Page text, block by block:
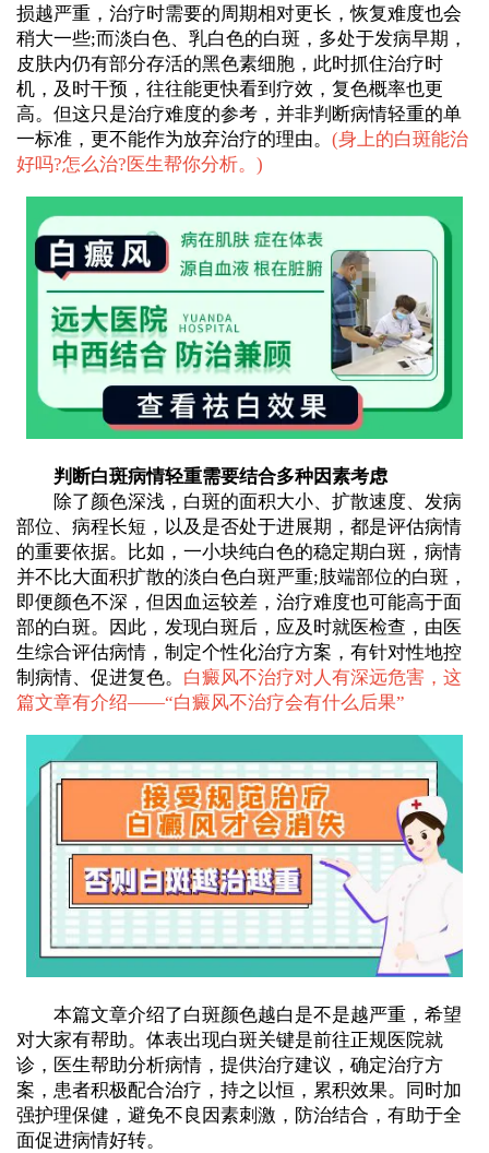
损越严重，治疗时需要的周期相对更长，恢复难度也会
稍大一些;而淡白色、乳白色的白斑，多处于发病早期，
皮肤内仍有部分存活的黑色素细胞，此时抓住治疗时
机，及时干预，往往能更快看到疗效，复色概率也更
高。但这只是治疗难度的参考，并非判断病情轻重的单
一标准，更不能作为放弃治疗的理由。 (身上的白斑能治
好吗?怎么治?医生帮你分析。 )
判断白斑病情轻重需要结合多种因素考虑
除了颜色深浅，白斑的面积大小、扩散速度、发病
部位、病程长短，以及是否处于进展期，都是评估病情
的重要依据。比如，一小块纯白色的稳定期白斑，病情
并不比大面积扩散的淡白色白斑严重;肢端部位的白斑，
即便颜色不深，但因血运较差，治疗难度也可能高于面
部的白斑。因此，发现白斑后，应及时就医检查，由医
生综合评估病情，制定个性化治疗方案，有针对性地控
制病情、促进复色。 白癜风不治疗对人有深远危害，这
篇文章有介绍——“白癜风不治疗会有什么后果”
本篇文章介绍了白斑颜色越白是不是越严重，希望
对大家有帮助。体表出现白斑关键是前往正规医院就
诊，医生帮助分析病情，提供治疗建议，确定治疗方
案，患者积极配合治疗，持之以恒，累积效果。同时加
强护理保健，避免不良因素刺激，防治结合，有助于全
面促进病情好转。